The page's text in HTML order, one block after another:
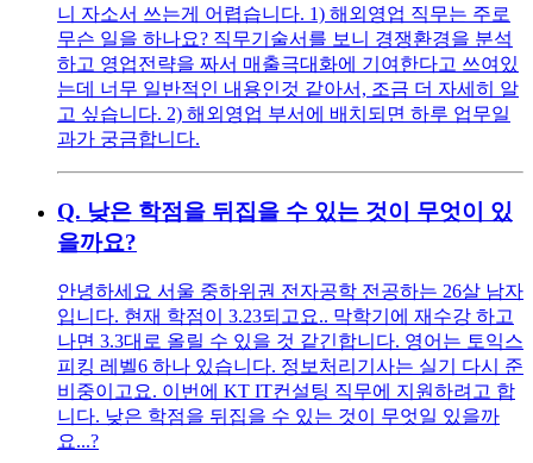
니 자소서 쓰는게 어렵습니다. 1) 해외영업 직무는 주로
무슨 일을 하나요? 직무기술서를 보니 경쟁환경을 분석
하고 영업전략을 짜서 매출극대화에 기여한다고 쓰여있
는데 너무 일반적인 내용인것 같아서, 조금 더 자세히 알
고 싶습니다. 2) 해외영업 부서에 배치되면 하루 업무일
과가 궁금합니다.
Q. 낮은 학점을 뒤집을 수 있는 것이 무엇이 있
을까요?
안녕하세요 서울 중하위권 전자공학 전공하는 26살 남자
입니다. 현재 학점이 3.23되고요.. 막학기에 재수강 하고
나면 3.3대로 올릴 수 있을 것 같긴합니다. 영어는 토익스
피킹 레벨6 하나 있습니다. 정보처리기사는 실기 다시 준
비중이고요. 이번에 KT IT컨설팅 직무에 지원하려고 합
니다. 낮은 학점을 뒤집을 수 있는 것이 무엇일 있을까
요...?